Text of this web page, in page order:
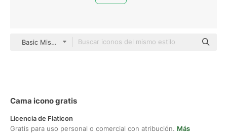
Basic Miscellany Flat
Cama icono gratis
Licencia de Flaticon
Gratis para uso personal o comercial con atribución. Más